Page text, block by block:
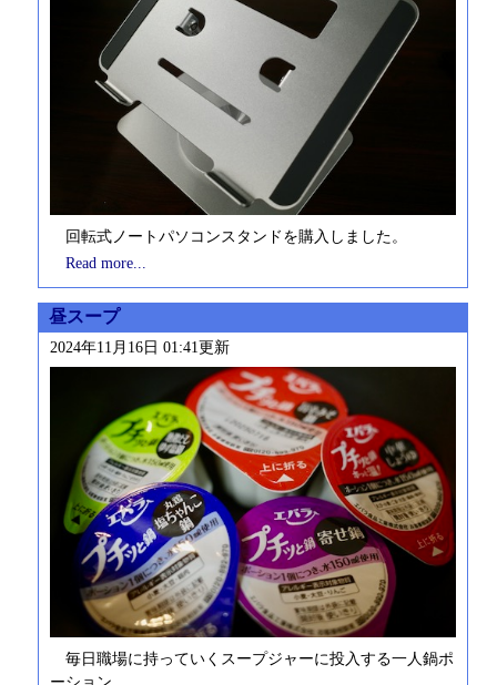
回転式ノートパソコンスタンドを購入しました。
Read more...
昼スープ
2024年11月16日 01:41更新
毎日職場に持っていくスープジャーに投入する一人鍋ポ